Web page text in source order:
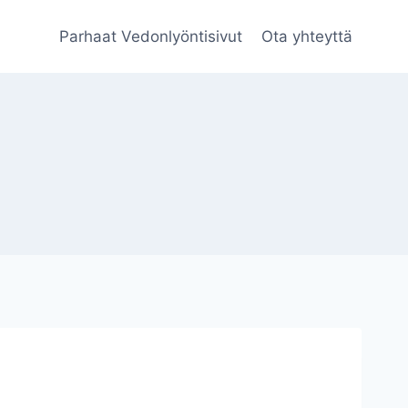
Parhaat Vedonlyöntisivut Ota yhteyttä